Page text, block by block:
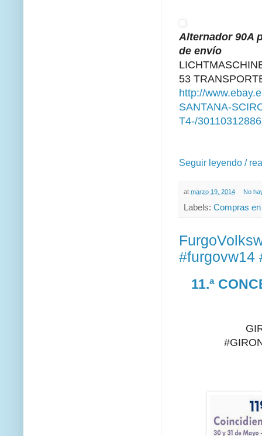
Alternador 90A
de envío
53
http://
SANTANA-
T4-/
Seguir leyendo /
at marzo 19, 2014 No
Labels: Compras
#furgovw14
11.ª